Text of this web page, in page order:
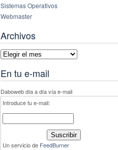
Sistemas Operativos
Webmaster
Archivos
Archivos
En tu e-mail
Daboweb día a día vía e-mail
Introduce tu e-mail:
Un servicio de FeedBurner